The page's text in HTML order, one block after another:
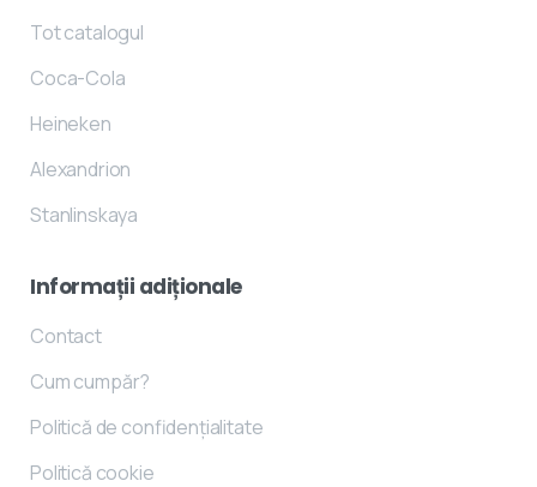
Tot catalogul
Coca-Cola
Heineken
Alexandrion
Stanlinskaya
Informații adiționale
Contact
Cum cumpăr?
Politică de confidențialitate
Politică cookie